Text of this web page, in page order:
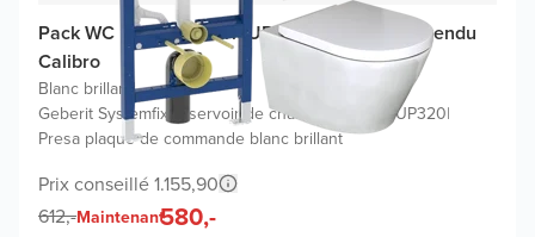
Pack WC promo Geberit UP320 avec WC suspendu
Calibro
Blanc brillant |
Geberit Systemfix réservoir de chasse encastré UP320|
Presa plaque de commande blanc brillant
Prix conseillé 1.155,90
612,-Maintenant580,-